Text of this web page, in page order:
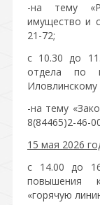
-на тему
имущество и
21-72;
с 10.30 до
отдела по
Иловлинскому
-на тему
8(84465)2-46-
15 мая 2026
с 14.00 до
повышения
«горячую